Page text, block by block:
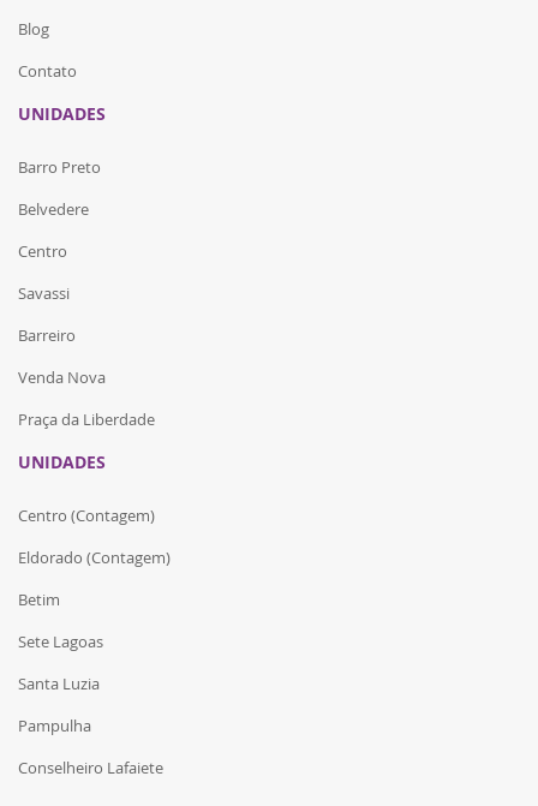
Blog
Contato
UNIDADES
Barro Preto
Belvedere
Centro
Savassi
Barreiro
Venda Nova
Praça da Liberdade
UNIDADES
Centro (Contagem)
Eldorado (Contagem)
Betim
Sete Lagoas
Santa Luzia
Pampulha
Conselheiro Lafaiete